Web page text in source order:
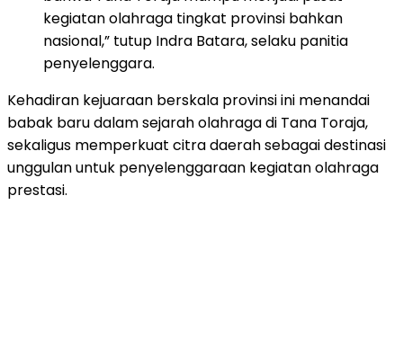
kegiatan olahraga tingkat provinsi bahkan
nasional,” tutup Indra Batara, selaku panitia
penyelenggara.
Kehadiran kejuaraan berskala provinsi ini menandai
babak baru dalam sejarah olahraga di Tana Toraja,
sekaligus memperkuat citra daerah sebagai destinasi
unggulan untuk penyelenggaraan kegiatan olahraga
prestasi.